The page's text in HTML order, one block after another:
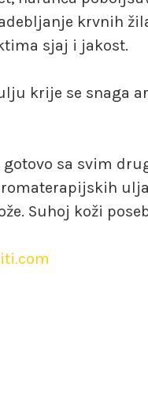
krvnih
sjaj i jakost.
krije se snaga
gotovo sa svim
Suhoj koži